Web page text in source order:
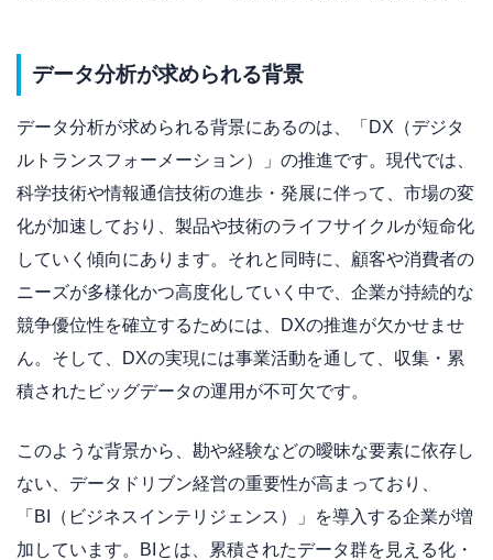
データ分析が求められる背景
データ分析が求められる背景にあるのは、「DX（デジタ
ルトランスフォーメーション）」の推進です。現代では、
科学技術や情報通信技術の進歩・発展に伴って、市場の変
化が加速しており、製品や技術のライフサイクルが短命化
していく傾向にあります。それと同時に、顧客や消費者の
ニーズが多様化かつ高度化していく中で、企業が持続的な
競争優位性を確立するためには、DXの推進が欠かせませ
ん。そして、DXの実現には事業活動を通して、収集・累
積されたビッグデータの運用が不可欠です。
このような背景から、勘や経験などの曖昧な要素に依存し
ない、データドリブン経営の重要性が高まっており、
「BI（ビジネスインテリジェンス）」を導入する企業が増
加しています。BIとは、累積されたデータ群を見える化・